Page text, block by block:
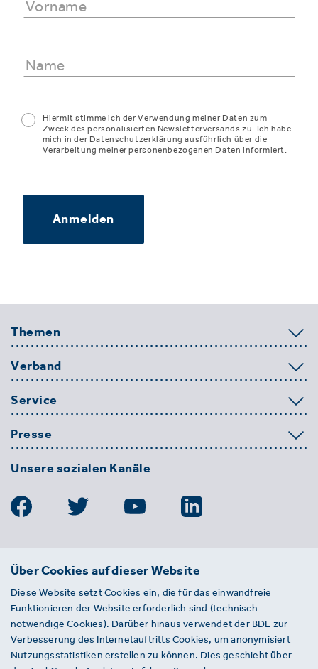
Hiermit stimme ich der Verwendung meiner Daten zum
Zweck des personalisierten Newsletterversands zu. Ich habe
mich in der Datenschutzerklärung ausführlich über die
Verarbeitung meiner personenbezogenen Daten informiert.
Anmelden
Themen
Verband
Service
Presse
Unsere sozialen Kanäle
BDE
Entsorgungs-, Wasser- und
Kreislaufwirtschaft e. V.
Von-der-Heydt-Straße 2
D 10785 Berlin
Über Cookies auf dieser Website
Diese Website setzt Cookies ein, die für das einwandfreie
Funktionieren der Website erforderlich sind (technisch
notwendige Cookies). Darüber hinaus verwendet der BDE zur
Verbesserung des Internetauftritts Cookies, um anonymisiert
Nutzungsstatistiken erstellen zu können. Dies geschieht über